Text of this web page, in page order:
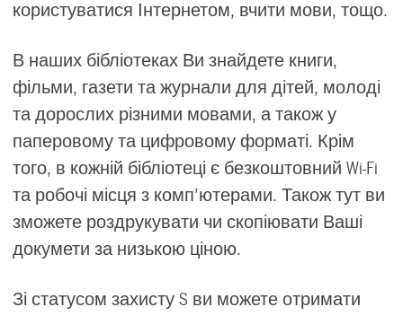
користуватися Інтернетом, вчити мови, тощо.
В наших бібліотеках Ви знайдете книги,
фільми, газети та журнали для дітей, молоді
та дорослих різними мовами, а також у
паперовому та цифровому форматі. Крім
того, в кожній бібліотеці є безкоштовний Wi-Fi
та робочі місця з комп’ютерами. Також тут ви
зможете роздрукувати чи скопіювати Ваші
докумети за низькою ціною.
Зі статусом захисту S ви можете отримати